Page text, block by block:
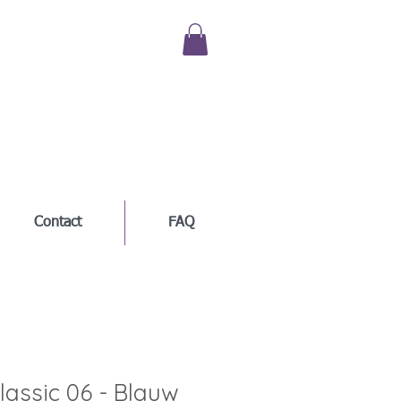
Contact FAQ
06 - Blauw